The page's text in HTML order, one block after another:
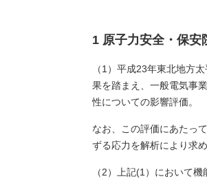
1 原子力安全・保安
（1）平成23年東北地方
果を踏まえ、一般電気事
性についての影響評価。
なお、この評価にあたっ
ずる応力を解析により求
（2）上記(1）において